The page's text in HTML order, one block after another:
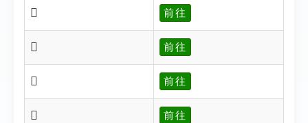
𡭌 前往
𡭍 前往
𡭎 前往
𡭐 前往